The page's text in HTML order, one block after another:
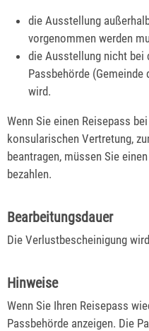
die Ausstellung
vorgenommen werden
die Ausstellung nicht bei
Passbehörde
wird.
Wenn Sie einen Reisepass
konsularischen Vertretung,
beantragen, müssen Sie
bezahlen.
Bearbeitungsdauer
Die Verlustbescheinigung
Hinweise
Wenn Sie Ihren Reisepass
Passbehörde anzeigen. Die